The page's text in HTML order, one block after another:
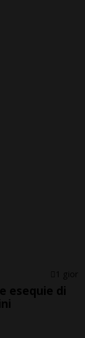
1 gior
esequie di